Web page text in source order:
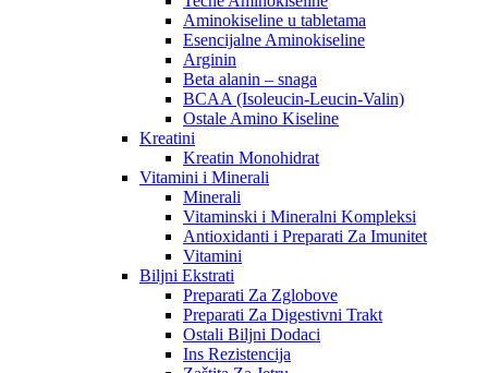
Aminokiseline u tabletama
Esencijalne Aminokiseline
Arginin
Beta alanin – snaga
BCAA (Isoleucin-Leucin-Valin)
Ostale Amino Kiseline
Kreatini
Kreatin Monohidrat
Vitamini i Minerali
Minerali
Vitaminski i Mineralni Kompleksi
Antioxidanti i Preparati Za Imunitet
Vitamini
Biljni Ekstrati
Preparati Za Zglobove
Preparati Za Digestivni Trakt
Ostali Biljni Dodaci
Ins Rezistencija